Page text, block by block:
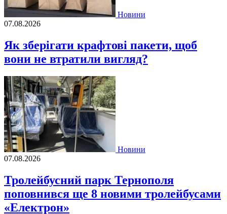
Новини
07.08.2026
Як зберігати крафтові пакети, щоб
вони не втратили вигляд?
Новини
07.08.2026
Тролейбусний парк Тернополя
поповнився ще 8 новими тролейбусами
«Електрон»